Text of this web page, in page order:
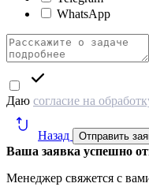
WhatsApp
Даю согласие на
Назад Отправить
Ваша заявка успешно
Менеджер свяжется с